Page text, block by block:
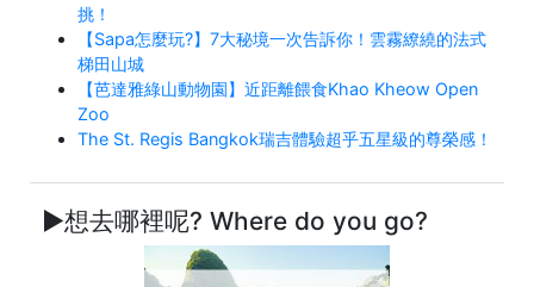
挑！
【Sapa怎麼玩?】7大秘境一次告訴你！雲霧繚繞的法式
梯田山城
【芭達雅綠山動物園】近距離餵食Khao Kheow Open
Zoo
The St. Regis Bangkok瑞吉體驗超乎五星級的尊榮感！
►想去哪裡呢? Where do you go?